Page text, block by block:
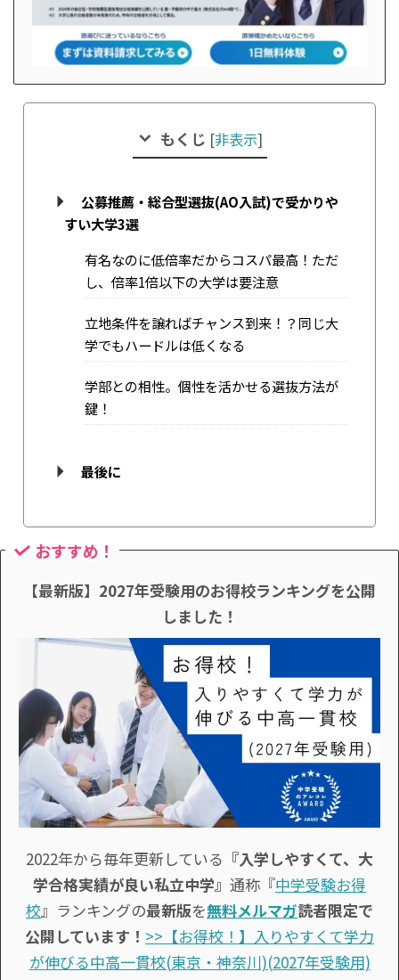
もくじ [非表示]
公募推薦・総合型選抜(AO入試)で受かりや
すい大学3選
有名なのに低倍率だからコスパ最高！ただ
し、倍率1倍以下の大学は要注意
立地条件を譲ればチャンス到来！？同じ大
学でもハードルは低くなる
学部との相性。個性を活かせる選抜方法が
鍵！
最後に
おすすめ！
【最新版】2027年受験用のお得校ランキングを公開
しました！
2022年から毎年更新している 『入学しやすくて、大
学合格実績が良い私立中学』 通称『中学受験お得
校』ランキングの最新版を無料メルマガ読者限定で
公開しています！ >>【お得校！】入りやすくて学力
が伸びる中高一貫校(東京・神奈川)(2027年受験用)